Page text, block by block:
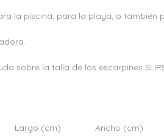
la piscina, para la playa, o
sobre la talla de los escarpines
Largo (cm) Ancho (cm)